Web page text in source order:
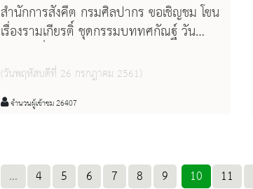
สำนักการสังคีต กรมศิลปากร ขอเชิญชม โขน
เรื่องรามเกียรติ์ ชุดกรรมบททศกัณฐ์ วัน
น. ณ โรงละครแห่งชาติ
(วันพฤหัสบดีที่ 26 กรกฎาคม 2561)
จำนวนผู้เข้าชม 26407
... 4 5 6 7 8 9 10 11